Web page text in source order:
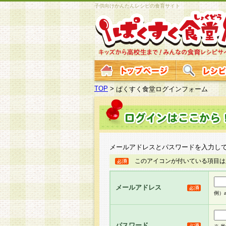
子供向けかんたんレシピの食育サイト
TOP >ぱくすく食堂ログインフォーム
メールアドレスとパスワードを入力し
このアイコンが付いている項目
メールアドレス
例）